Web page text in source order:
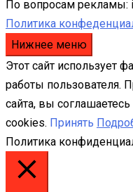
По вопросам рекламы:
Политика
Нижнее меню
Этот сайт использует
работы пользователя.
сайта, вы
cookies. Принять
Политика